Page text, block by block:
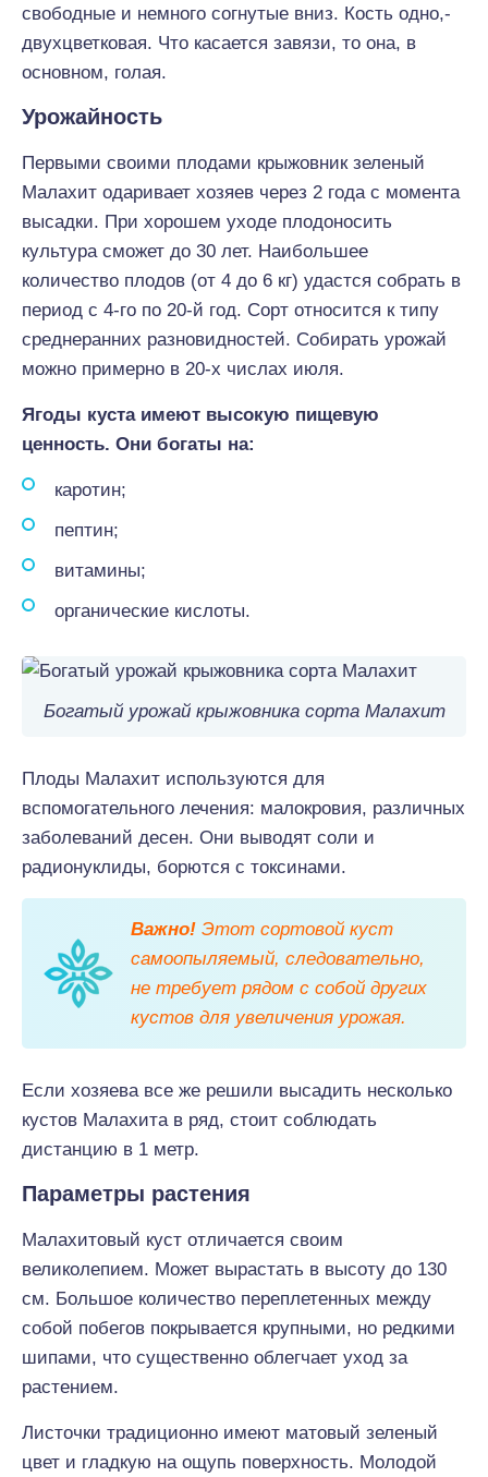
свободные и немного согнутые вниз. Кость одно,-
двухцветковая. Что касается завязи, то она, в
основном, голая.
Урожайность
Первыми своими плодами крыжовник зеленый
Малахит одаривает хозяев через 2 года с момента
высадки. При хорошем уходе плодоносить
культура сможет до 30 лет. Наибольшее
количество плодов (от 4 до 6 кг) удастся собрать в
период с 4-го по 20-й год. Сорт относится к типу
среднеранних разновидностей. Собирать урожай
можно примерно в 20-х числах июля.
Ягоды куста имеют высокую пищевую
ценность. Они богаты на:
каротин;
пептин;
витамины;
органические кислоты.
Богатый урожай крыжовника сорта Малахит
Плоды Малахит используются для
вспомогательного лечения: малокровия, различных
заболеваний десен. Они выводят соли и
радионуклиды, борются с токсинами.
Важно! Этот сортовой куст
самоопыляемый, следовательно,
не требует рядом с собой других
кустов для увеличения урожая.
Если хозяева все же решили высадить несколько
кустов Малахита в ряд, стоит соблюдать
дистанцию в 1 метр.
Параметры растения
Малахитовый куст отличается своим
великолепием. Может вырастать в высоту до 130
см. Большое количество переплетенных между
собой побегов покрывается крупными, но редкими
шипами, что существенно облегчает уход за
растением.
Листочки традиционно имеют матовый зеленый
цвет и гладкую на ощупь поверхность. Молодой